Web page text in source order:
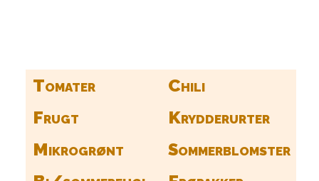
Tomater
Chili
Frugt
Krydderurter
Mikrogrønt
Sommerblomster